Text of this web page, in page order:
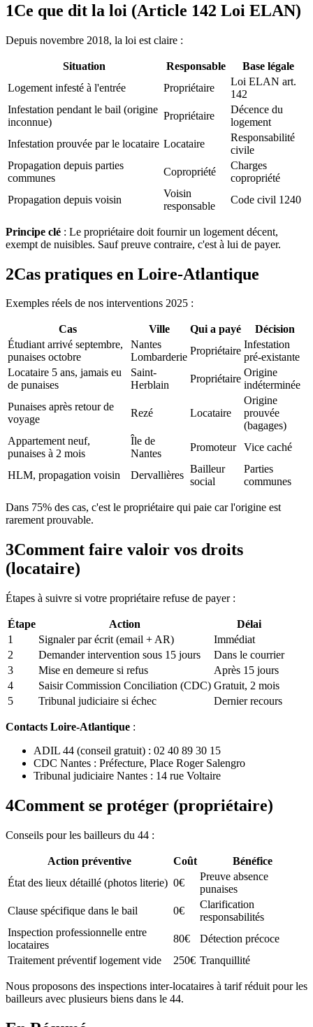
1Ce que dit la loi (Article 142 Loi ELAN)
Depuis novembre 2018, la loi est claire :
Situation Responsable
Base légale
Logement infesté à l'entrée
Propriétaire
Loi ELAN art.
142
Infestation pendant le bail (origine
inconnue)
Propriétaire
Décence du
logement
Infestation prouvée par le locataire Locataire
Responsabilité
civile
Propagation depuis parties
communes
Copropriété
Charges
copropriété
Propagation depuis voisin
Voisin
responsable
Code civil 1240
Principe clé : Le propriétaire doit fournir un logement décent,
exempt de nuisibles. Sauf preuve contraire, c'est à lui de payer.
2Cas pratiques en Loire-Atlantique
Exemples réels de nos interventions 2025 :
Cas Ville Qui a payé
Décision
Étudiant arrivé septembre,
punaises octobre
Nantes
Lombarderie
Propriétaire
Infestation
pré-existante
Locataire 5 ans, jamais eu
de punaises
Saint-
Herblain
Propriétaire
Origine
indéterminée
Punaises après retour de
voyage
Rezé Locataire
Origine
prouvée
(bagages)
Appartement neuf,
punaises à 2 mois
Île de
Nantes
Promoteur Vice caché
HLM, propagation voisin Dervallières
Bailleur
social
Parties
communes
Dans 75% des cas, c'est le propriétaire qui paie car l'origine est
rarement prouvable.
3Comment faire valoir vos droits
(locataire)
Étapes à suivre si votre propriétaire refuse de payer :
Étape Action
Délai
1
Signaler par écrit (email + AR)
Immédiat
2
Demander intervention sous 15 jours
Dans le courrier
3
Mise en demeure si refus
Après 15 jours
4
Saisir Commission Conciliation (CDC) Gratuit, 2 mois
5
Tribunal judiciaire si échec Dernier recours
Contacts Loire-Atlantique :
ADIL 44 (conseil gratuit) : 02 40 89 30 15
CDC Nantes : Préfecture, Place Roger Salengro
Tribunal judiciaire Nantes : 14 rue Voltaire
4Comment se protéger (propriétaire)
Conseils pour les bailleurs du 44 :
Action préventive Coût
Bénéfice
État des lieux détaillé (photos literie) 0€
Preuve absence
punaises
Clause spécifique dans le bail
0€
Clarification
responsabilités
Inspection professionnelle entre
locataires
80€
Détection précoce
Traitement préventif logement vide
250€ Tranquillité
Nous proposons des inspections inter-locataires à tarif réduit pour les
bailleurs avec plusieurs biens dans le 44.